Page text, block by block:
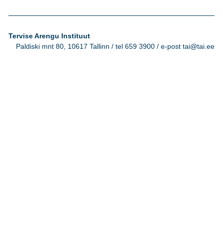
Tervise Arengu Instituut
Paldiski mnt 80, 10617 Tallinn / tel 659 3900 / e-post tai@tai.ee